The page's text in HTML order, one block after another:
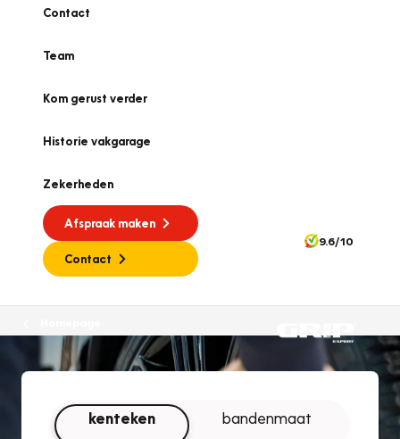
Contact
Team
Kom gerust verder
Historie vakgarage
Zekerheden
Afspraak maken
Contact
9.6/10
kenteken bandenmaat